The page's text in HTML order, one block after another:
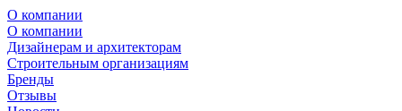
О компании
О компании
Дизайнерам и архитекторам
Строительным организациям
Бренды
Отзывы